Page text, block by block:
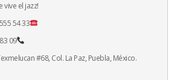
vive el jazz!
54 33
09
#68, Col. La Paz, Puebla, México.